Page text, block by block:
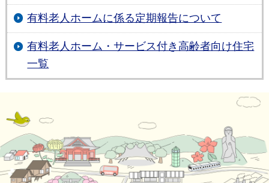
有料老人ホームに係る定期報告について
有料老人ホーム・サービス付き高齢者向け住宅
一覧